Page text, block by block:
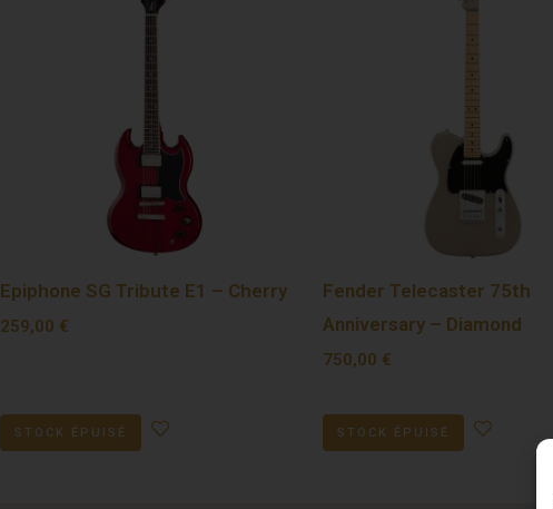
Epiphone SG Tribute E1 – Cherry
259,00 €
STOCK ÉPUISÉ
Fender Telecaster 75th
Anniversary – Diamond
750,00 €
STOCK ÉPUISÉ